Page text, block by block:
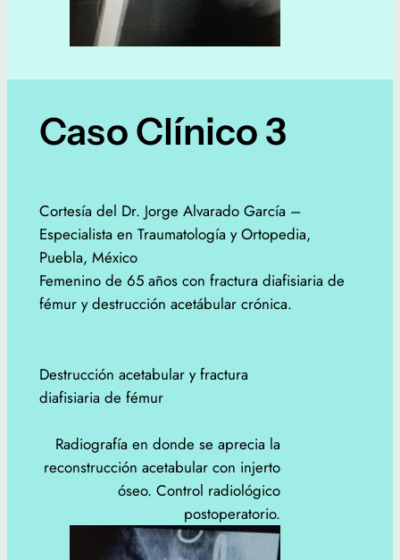
Caso Clínico 3
Cortesía del Dr. Jorge Alvarado García –
Especialista en Traumatología y Ortopedia,
Puebla, México
Femenino de 65 años con fractura diafisiaria de
fémur y destrucción acetábular crónica.
Destrucción acetabular y fractura
diafisiaria de fémur
Radiografía en donde se aprecia la
reconstrucción acetabular con injerto
óseo. Control radiológico
postoperatorio.